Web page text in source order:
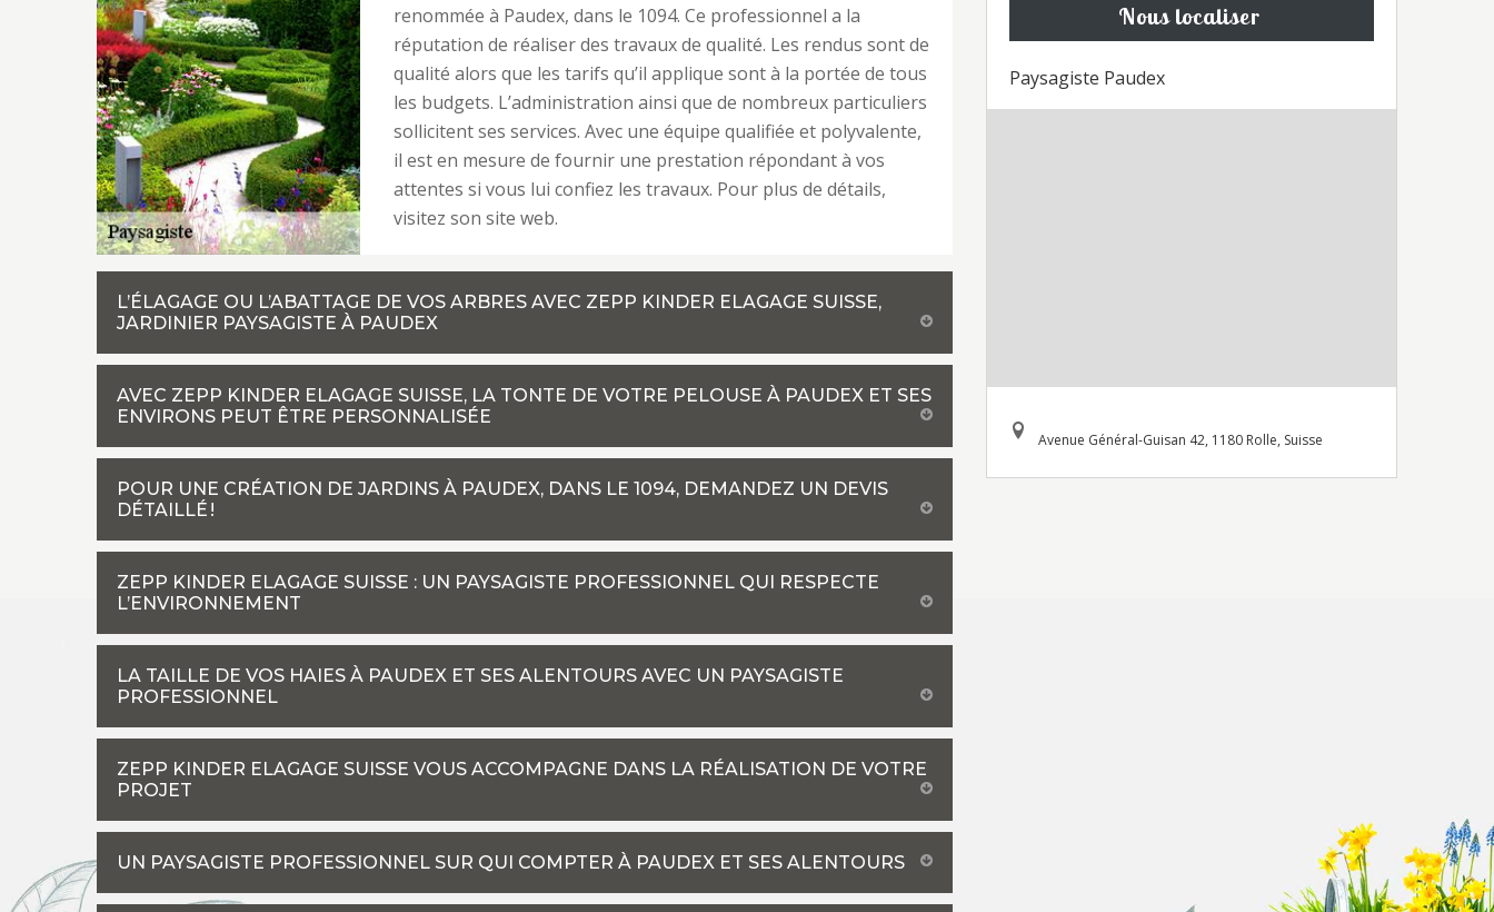
renommée à Paudex, dans le 1094. Ce professionnel a la
réputation de réaliser des travaux de qualité. Les rendus sont de
qualité alors que les tarifs qu’il applique sont à la portée de tous
les budgets. L’administration ainsi que de nombreux particuliers
sollicitent ses services. Avec une équipe qualifiée et polyvalente,
il est en mesure de fournir une prestation répondant à vos
attentes si vous lui confiez les travaux. Pour plus de détails,
visitez son site web.
L’ÉLAGAGE OU L’ABATTAGE DE VOS ARBRES AVEC ZEPP KINDER ELAGAGE SUISSE,
JARDINIER PAYSAGISTE À PAUDEX
AVEC ZEPP KINDER ELAGAGE SUISSE, LA TONTE DE VOTRE PELOUSE À PAUDEX ET SES
ENVIRONS PEUT ÊTRE PERSONNALISÉE
POUR UNE CRÉATION DE JARDINS À PAUDEX, DANS LE 1094, DEMANDEZ UN DEVIS
DÉTAILLÉ !
ZEPP KINDER ELAGAGE SUISSE : UN PAYSAGISTE PROFESSIONNEL QUI RESPECTE
L’ENVIRONNEMENT
LA TAILLE DE VOS HAIES À PAUDEX ET SES ALENTOURS AVEC UN PAYSAGISTE
PROFESSIONNEL
ZEPP KINDER ELAGAGE SUISSE VOUS ACCOMPAGNE DANS LA RÉALISATION DE VOTRE
PROJET
UN PAYSAGISTE PROFESSIONNEL SUR QUI COMPTER À PAUDEX ET SES ALENTOURS
Nous localiser
Paysagiste Paudex
Avenue Général-Guisan 42, 1180 Rolle, Suisse